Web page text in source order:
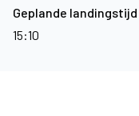
Geplande landingstijd
15:10